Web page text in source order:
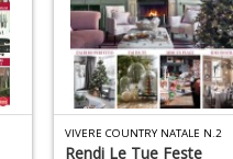
VIVERE COUNTRY NATALE N.2
Rendi Le Tue Feste